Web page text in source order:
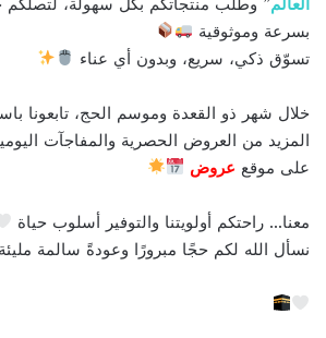
بسرعة وموثوقية
تسوّق ذكي، سريع، وبدون أي عناء
خلال شهر ذو القعدة وموسم الحج، تابعونا
المزيد من العروض الحصرية والمفاجآت
على موقع عروض
معنا… راحتكم أولويتنا والتوفير أسلوب حياة
نسأل الله لكم حجًا مبرورًا وعودةً سالمة مليئة